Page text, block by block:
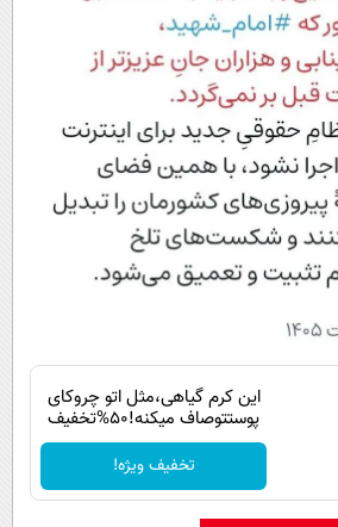
این کرم گیاهی،مثل اتو چروکای
پوستتوصاف میکنه!50%تخفیف
تخفیف ویژه!